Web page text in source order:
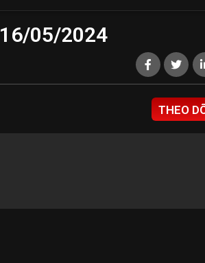
05/2024
THEO